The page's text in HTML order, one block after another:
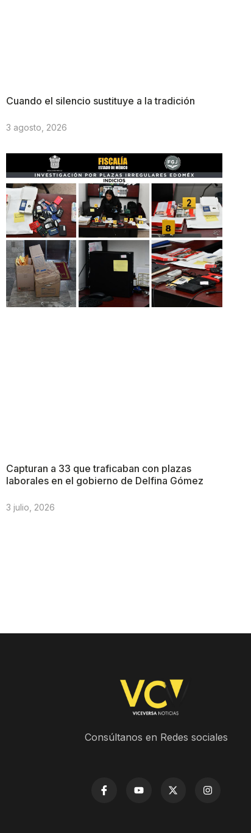
Cuando el silencio sustituye a la tradición
3 agosto, 2026
Capturan a 33 que traficaban con plazas
laborales en el gobierno de Delfina Gómez
3 julio, 2026
Consúltanos en Redes sociales